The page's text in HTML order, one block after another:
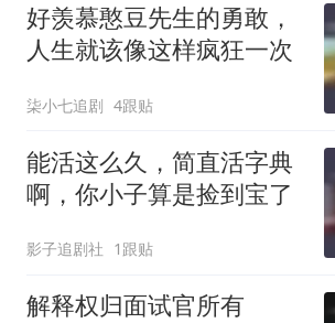
好羡慕憨豆先生的勇敢，
人生就该像这样疯狂一次
柒小七追剧 4跟贴
能活这么久，简直活字典
啊，你小子算是捡到宝了
影子追剧社 1跟贴
解释权归面试官所有